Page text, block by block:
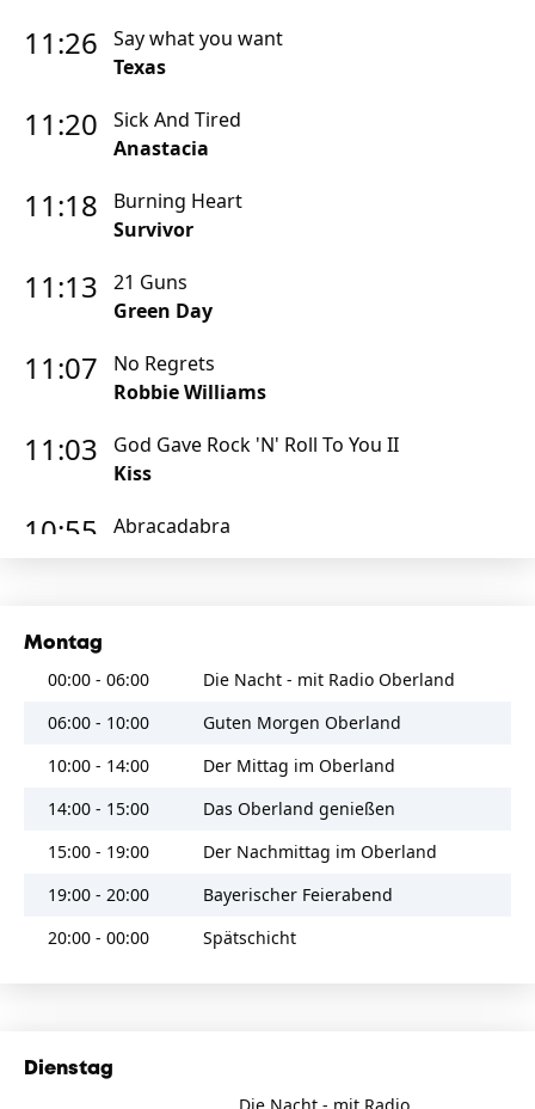
11:26
Say what you want
Texas
11:20
Sick And Tired
Anastacia
11:18
Burning Heart
Survivor
11:13
21 Guns
Green Day
11:07
No Regrets
Robbie Williams
11:03
God Gave Rock 'N' Roll To You II
Kiss
10:55
Abracadabra
10:45 Natural
Imagine Dragons
10:41
She Drives Me Crazy
Fine Young Cannibals
10:37
Just The Way It Is, Baby
10:33 Up Where We Belong
Manic Monday
Montag
00:00 - 06:00
Die Nacht - mit Radio Oberland
06:00 - 10:00
Guten Morgen Oberland
10:00 - 14:00
Der Mittag im Oberland
14:00 - 15:00
Das Oberland genießen
15:00 - 19:00
Der Nachmittag im Oberland
19:00 - 20:00
Bayerischer Feierabend
20:00 - 00:00
Spätschicht
Dienstag